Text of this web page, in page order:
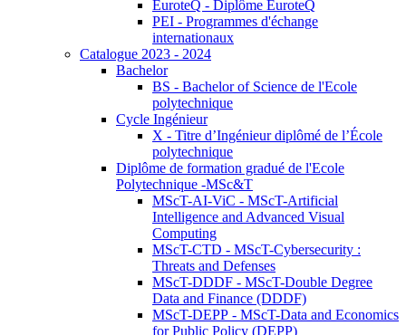
EuroteQ - Diplôme EuroteQ
PEI - Programmes d'échange
internationaux
Catalogue 2023 - 2024
Bachelor
BS - Bachelor of Science de l'Ecole
polytechnique
Cycle Ingénieur
X - Titre d’Ingénieur diplômé de l’École
polytechnique
Diplôme de formation gradué de l'Ecole
Polytechnique -MSc&T
MScT-AI-ViC - MScT-Artificial
Intelligence and Advanced Visual
Computing
MScT-CTD - MScT-Cybersecurity :
Threats and Defenses
MScT-DDDF - MScT-Double Degree
Data and Finance (DDDF)
MScT-DEPP - MScT-Data and Economics
for Public Policy (DEPP)